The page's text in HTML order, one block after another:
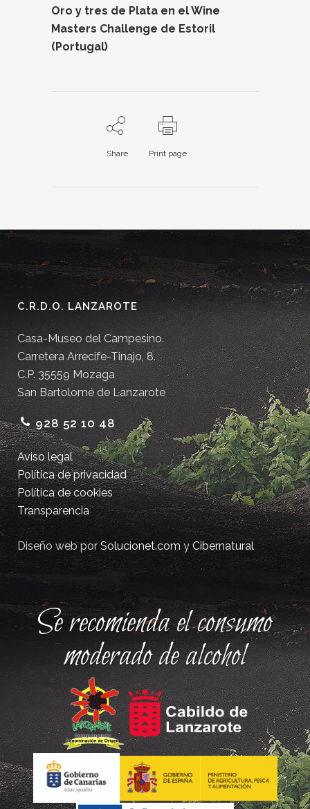
Oro y tres de Plata en el Wine
Masters Challenge de Estoril
(Portugal)
Share Print page
C.R.D.O. LANZAROTE
Casa-Museo del Campesino.
Carretera Arrecife-Tinajo, 8.
C.P. 35559 Mozaga
San Bartolomé de Lanzarote
928 52 10 48
Aviso legal
Política de privacidad
Política de cookies
Transparencia
Diseño web porSolucionet.comyCibernatural
Se recomienda el consumo
moderado de alcohol